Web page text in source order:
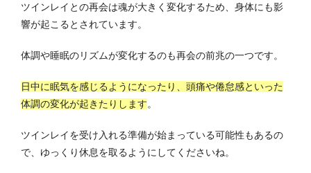
ツインレイとの再会は魂が大きく変化するため、身体にも影
響が起こるとされています。
体調や睡眠のリズムが変化するのも再会の前兆の一つです。
日中に眠気を感じるようになったり、頭痛や倦怠感といった
体調の変化が起きたりします。
ツインレイを受け入れる準備が始まっている可能性もあるの
で、ゆっくり休息を取るようにしてくださいね。